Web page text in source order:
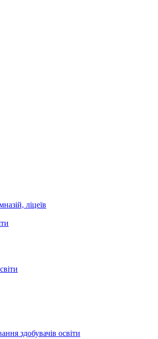
ліцеїв
здобувачів освіти